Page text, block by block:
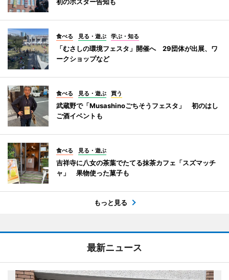
食べる 見る・遊ぶ 学ぶ・知る
「むさしの環境フェスタ」開催へ 29団体が出展、ワ
ークショップなど
食べる 見る・遊ぶ 買う
武蔵野で「Musashinoごちそうフェスタ」 初のはし
ご酒イベントも
食べる 見る・遊ぶ
吉祥寺に八女の茶葉でたてる抹茶カフェ「スズマッチ
ャ」 果物使った菓子も
もっと見る
最新ニュース